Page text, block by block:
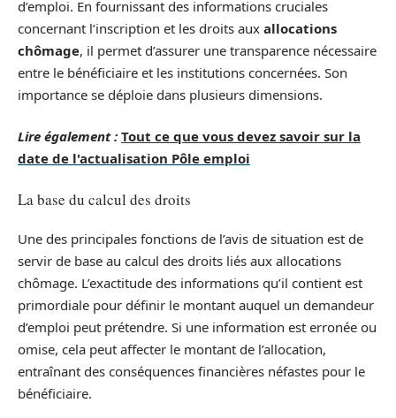
d’emploi. En fournissant des informations cruciales
concernant l’inscription et les droits aux allocations
chômage, il permet d’assurer une transparence nécessaire
entre le bénéficiaire et les institutions concernées. Son
importance se déploie dans plusieurs dimensions.
Lire également : Tout ce que vous devez savoir sur la
date de l'actualisation Pôle emploi
La base du calcul des droits
Une des principales fonctions de l’avis de situation est de
servir de base au calcul des droits liés aux allocations
chômage. L’exactitude des informations qu’il contient est
primordiale pour définir le montant auquel un demandeur
d’emploi peut prétendre. Si une information est erronée ou
omise, cela peut affecter le montant de l’allocation,
entraînant des conséquences financières néfastes pour le
bénéficiaire.